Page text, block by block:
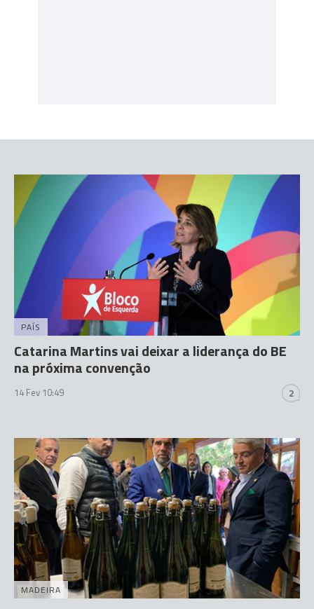
PAÍS
Catarina Martins vai deixar a liderança do BE
na próxima convenção
14 Fev 10:49 2
MADEIRA